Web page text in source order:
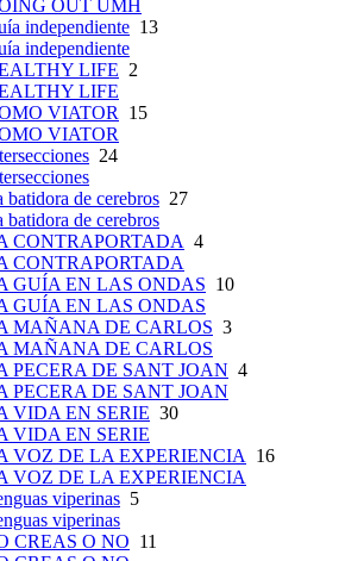
OUT UMH
independiente 13
independiente
LIFE 2
LIFE
VIATOR
15
VIATOR
24
batidora de cerebros 27
batidora de cerebros
CONTRAPORTADA 4
CONTRAPORTADA
GUÍA EN LAS ONDAS 10
GUÍA EN LAS ONDAS
MAÑANA DE CARLOS 3
MAÑANA DE CARLOS
PECERA DE SANT JOAN 4
PECERA DE SANT JOAN
VIDA EN SERIE 30
VIDA EN SERIE
VOZ DE LA EXPERIENCIA
16
VOZ DE LA EXPERIENCIA
viperinas 5
viperinas
CREAS O NO 11